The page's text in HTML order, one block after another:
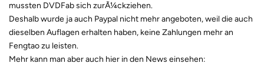
mussten DVDFab sich zurÃ¼ckziehen.
Deshalb wurde ja auch Paypal nicht mehr angeboten, weil die auch
dieselben Auflagen erhalten haben, keine Zahlungen mehr an
Fengtao zu leisten.
Mehr kann man aber auch hier in den News einsehen: